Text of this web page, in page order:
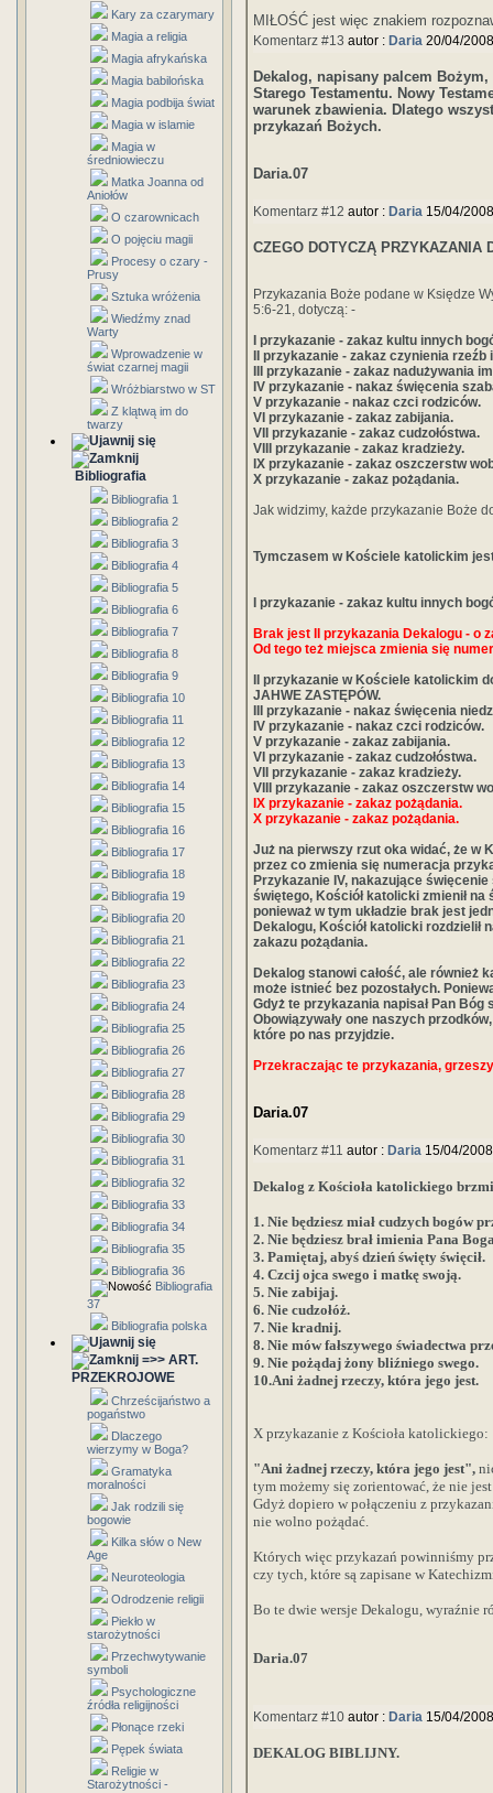
Kary za czarymary
Magia a religia
Magia afrykańska
Magia babilońska
Magia podbija świat
Magia w islamie
Magia w
średniowieczu
Matka Joanna od
Aniołów
O czarownicach
O pojęciu magii
Procesy o czary -
Prusy
Sztuka wróżenia
Wiedźmy znad
Warty
Wprowadzenie w
świat czarnej magii
Wróżbiarstwo w ST
Z klątwą im do
twarzy
Bibliografia
Bibliografia 1
Bibliografia 2
Bibliografia 3
Bibliografia 4
Bibliografia 5
Bibliografia 6
Bibliografia 7
Bibliografia 8
Bibliografia 9
Bibliografia 10
Bibliografia 11
Bibliografia 12
Bibliografia 13
Bibliografia 14
Bibliografia 15
Bibliografia 16
Bibliografia 17
Bibliografia 18
Bibliografia 19
Bibliografia 20
Bibliografia 21
Bibliografia 22
Bibliografia 23
Bibliografia 24
Bibliografia 25
Bibliografia 26
Bibliografia 27
Bibliografia 28
Bibliografia 29
Bibliografia 30
Bibliografia 31
Bibliografia 32
Bibliografia 33
Bibliografia 34
Bibliografia 35
Bibliografia 36
Bibliografia
37
Bibliografia polska
=>> ART.
PRZEKROJOWE
Chrześcijaństwo a
pogaństwo
Dlaczego
wierzymy w Boga?
Gramatyka
moralności
Jak rodzili się
bogowie
Kilka słów o New
Age
Neuroteologia
Odrodzenie religii
Piekło w
starożytności
Przechwytywanie
symboli
Psychologiczne
źródła religijności
Płonące rzeki
Pępek świata
Religie w
Starożytności -
MIŁOŚĆ jest więc znakiem
Komentarz #13 autor : Daria 20/04/
Dekalog, napisany palcem
Starego Testamentu. Nowy
warunek zbawienia. Dlatego
przykazań Bożych.
Daria.07
Komentarz #12 autor : Daria 15/04/
CZEGO DOTYCZĄ PRZYKAZANIA
Przykazania Boże podane w Księdze
5:6-21, dotyczą: -
I przykazanie - zakaz kultu innych
II przykazanie - zakaz czynienia
III przykazanie - zakaz nadużywania
IV przykazanie - nakaz święcenia
V przykazanie - nakaz czci rodziców.
VI przykazanie - zakaz zabijania.
VII przykazanie - zakaz cudzołóstwa.
VIII przykazanie - zakaz kradzieży.
IX przykazanie - zakaz oszczerstw
X przykazanie - zakaz pożądania.
Jak widzimy, każde przykazanie Boże
Tymczasem w Kościele katolickim
I przykazanie - zakaz kultu innych
Brak jest II przykazania Dekalogu - o
Od tego też miejsca zmienia się
II przykazanie w Kościele katolickim
JAHWE ZASTĘPÓW.
III przykazanie - nakaz święcenia
IV przykazanie - nakaz czci rodziców.
V przykazanie - zakaz zabijania.
VI przykazanie - zakaz cudzołóstwa.
VII przykazanie - zakaz kradzieży.
VIII przykazanie - zakaz oszczerstw
IX przykazanie - zakaz pożądania.
X przykazanie - zakaz pożądania.
Już na pierwszy rzut oka widać, że w
przez co zmienia się numeracja
Przykazanie IV, nakazujące
świętego, Kościół katolicki zmienił
ponieważ w tym układzie brak jest
Dekalogu, Kościół katolicki rozdzielił
zakazu pożądania.
Dekalog stanowi całość, ale również
może istnieć bez pozostałych.
Gdyż te przykazania napisał Pan
Obowiązywały one naszych
które po nas przyjdzie.
Przekraczając te przykazania,
Daria.07
Komentarz #11 autor : Daria 15/04/
Dekalog z Kościoła katolickiego
1. Nie będziesz miał cudzych bogów
2. Nie będziesz brał imienia Pana
3. Pamiętaj, abyś dzień święty święcił.
4. Czcij ojca swego i matkę swoją.
5. Nie zabijaj.
6. Nie cudzołóż.
7. Nie kradnij.
8. Nie mów fałszywego świadectwa
9. Nie pożądaj żony bliźniego swego.
10.Ani żadnej rzeczy, która jego jest.
X przykazanie z Kościoła katolickiego:
"Ani żadnej rzeczy, która jego jest",
tym możemy się zorientować, że nie
Gdyż dopiero w połączeniu z
nie wolno pożądać.
Których więc przykazań powinniśmy
czy tych, które są zapisane w
Bo te dwie wersje Dekalogu, wyraźnie
Daria.07
Komentarz #10 autor : Daria 15/04/
DEKALOG BIBLIJNY.